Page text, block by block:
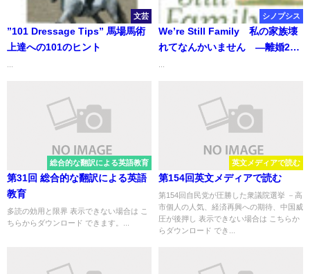
文芸
”101 Dressage Tips” 馬場馬術
上達への101のヒント
シノプシス
We’re Still Family 私の家族壊
れてなんかいません ―離婚20
総合的な翻訳による英語教育
第31回 総合的な翻訳による英語
教育
多読の効用と限界 表示できない場合は こ
ちらからダウンロード できます。...
英文メディアで読む
第154回英文メディアで読む
第154回自民党が圧勝した衆議院選挙 －高
市個人の人気、経済再興への期待、中国威
圧が後押し 表示できない場合は こちらか
らダウンロード でき...